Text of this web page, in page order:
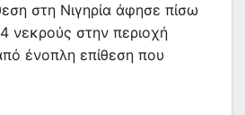
στη Νιγηρία άφησε πίσω
νεκρούς στην περιοχή
ένοπλη επίθεση που